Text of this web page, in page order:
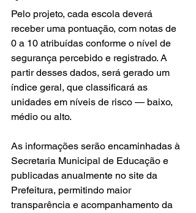
Pelo projeto, cada escola deverá
receber uma pontuação, com notas de
0 a 10 atribuídas conforme o nível de
segurança percebido e registrado. A
partir desses dados, será gerado um
índice geral, que classificará as
unidades em níveis de risco — baixo,
médio ou alto.
As informações serão encaminhadas à
Secretaria Municipal de Educação e
publicadas anualmente no site da
Prefeitura, permitindo maior
transparência e acompanhamento da